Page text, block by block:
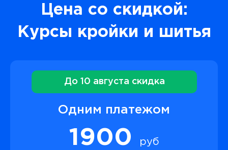
Цена со скидкой:
Курсы кройки и шитья
До 10 августа скидка
Одним платежом
1900 руб